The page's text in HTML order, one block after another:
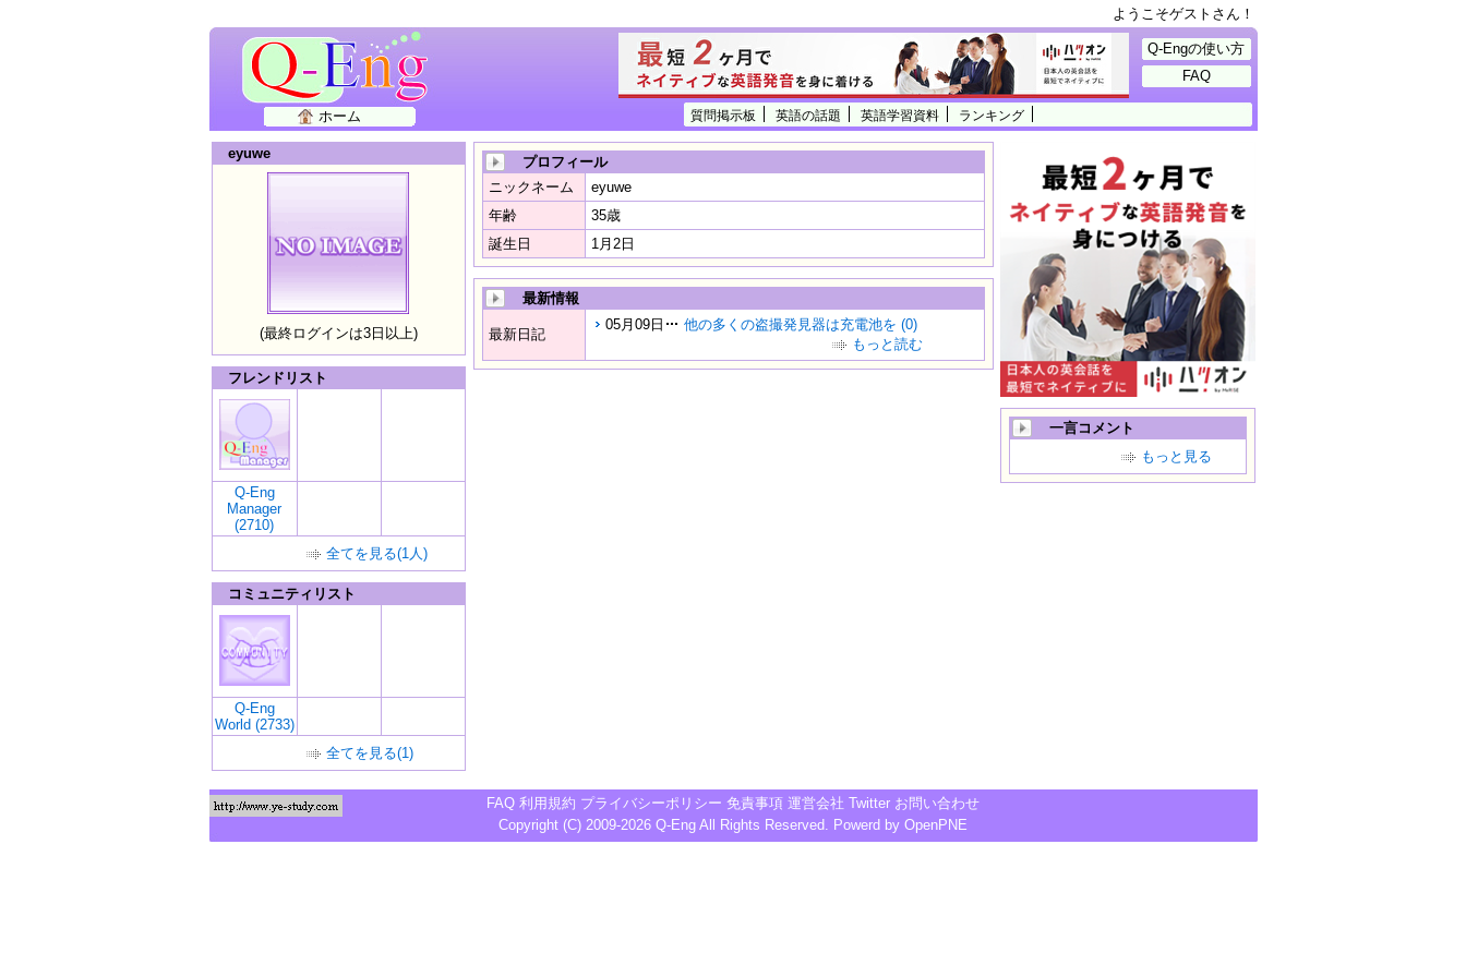
ようこそゲストさん！
質問掲示板 英語の話題 英語学習資料 ランキング
ホーム
Q-Engの使い方
FAQ
eyuwe
(最終ログインは3日以上)
フレンドリスト
Q-Eng
Manager
(2710)
全てを見る(1人)
コミュニティリスト
Q-Eng
World (2733)
全てを見る(1)
プロフィール
ニックネーム
eyuwe
年齢
35歳
誕生日
1月2日
最新情報
最新日記
05月09日
他の多くの盗撮発見器は充電池を (0)
もっと読む
一言コメント
もっと見る
FAQ 利用規約 プライバシーポリシー 免責事項 運営会社 Twitter お問い合わせ
Copyright (C) 2009-2026 Q-Eng All Rights Reserved. Powerd by OpenPNE